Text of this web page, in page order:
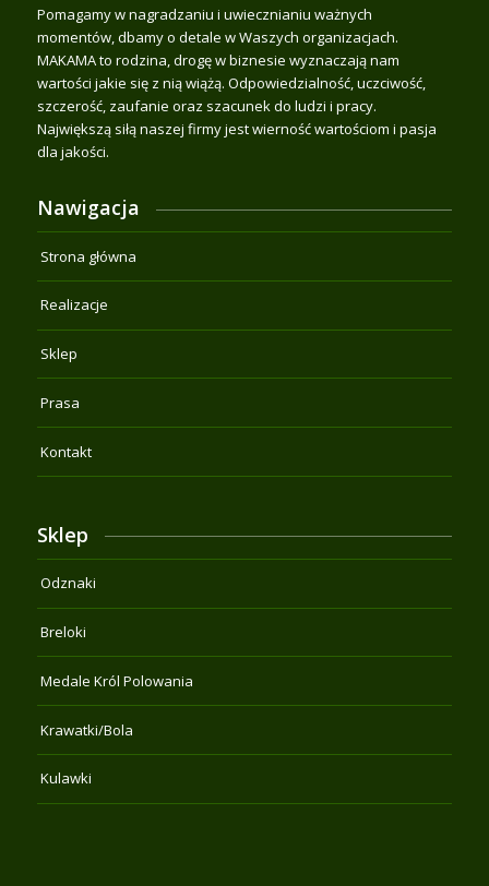
Pomagamy w nagradzaniu i uwiecznianiu ważnych
momentów, dbamy o detale w Waszych organizacjach.
MAKAMA to rodzina, drogę w biznesie wyznaczają nam
wartości jakie się z nią wiążą. Odpowiedzialność, uczciwość,
szczerość, zaufanie oraz szacunek do ludzi i pracy.
Największą siłą naszej firmy jest wierność wartościom i pasja
dla jakości.
Nawigacja
Strona główna
Realizacje
Sklep
Prasa
Kontakt
Sklep
Odznaki
Breloki
Medale Król Polowania
Krawatki/Bola
Kulawki